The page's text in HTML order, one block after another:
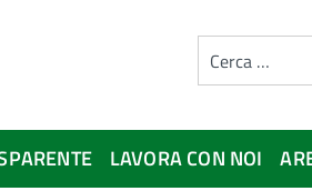
LAVORA CON NOI